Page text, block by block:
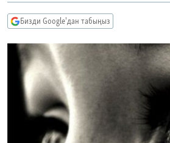
БИЗ ЖАНА ДҮЙНӨ
ДАНИСТЕ
ЭЖЕ-СИҢДИЛЕР
АЗАТТЫК+
ЫҢГАЙСЫЗ СУРООЛОР
ӨЗГӨЧӨ ПИКИР
ОНЛАЙН ШЕРИНЕ
Бизди Google'дан табыңыз